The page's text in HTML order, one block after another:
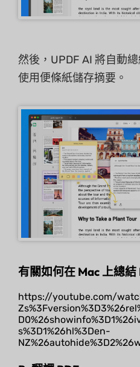
然後，UPDF AI 將自動
使用便條紙儲存摘要。
有關如何在 Mac 上總
https://youtube.com/
s%3D1%26hl%3Den-